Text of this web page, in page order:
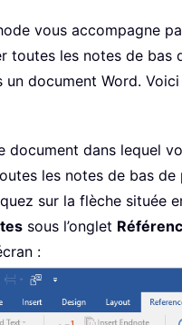
vous accompagne
toutes les notes de bas
un document Word.
document dans lequel
les notes de bas de
sur la flèche située
sous l’onglet
: